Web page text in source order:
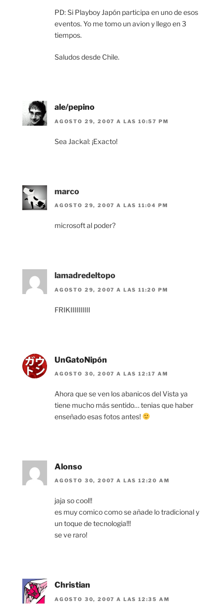
PD: Si Playboy Japón participa en uno de esos
eventos. Yo me tomo un avion y llego en 3
tiempos.
Saludos desde Chile.
ale/pepino
AGOSTO 29, 2007 A LAS 10:57 PM
Sea Jackal: ¡Exacto!
marco
AGOSTO 29, 2007 A LAS 11:04 PM
microsoft al poder?
lamadredeltopo
AGOSTO 29, 2007 A LAS 11:20 PM
FRIKIIIIIIIIII
UnGatoNipón
AGOSTO 30, 2007 A LAS 12:17 AM
Ahora que se ven los abanicos del Vista ya
tiene mucho más sentido… tenias que haber
enseñado esas fotos antes!
Alonso
AGOSTO 30, 2007 A LAS 12:20 AM
jaja so cool!!
es muy comico como se añade lo tradicional y
un toque de tecnologia!!!
se ve raro!
Christian
AGOSTO 30, 2007 A LAS 12:35 AM